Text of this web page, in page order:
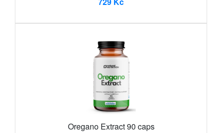
Oregano Extract 90 caps